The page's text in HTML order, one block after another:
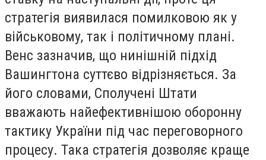
стратегія виявилася помилковою як у
військовому, так і політичному плані.
Венс зазначив, що нинішній підхід
Вашингтона суттєво відрізняється. За
його словами, Сполучені Штати
вважають найефективнішою оборонну
тактику України під час переговорного
процесу. Така стратегія дозволяє краще